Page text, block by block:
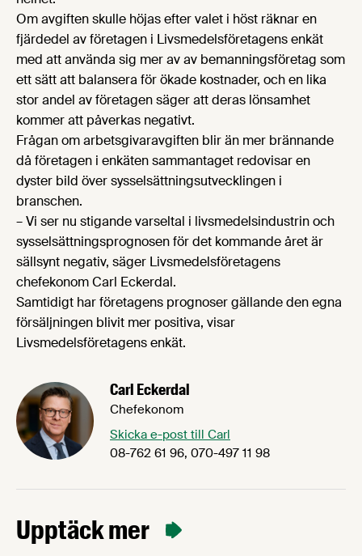
Om avgiften skulle höjas efter valet i höst räknar en
fjärdedel av företagen i Livsmedelsföretagens enkät
med att använda sig mer av av bemanningsföretag som
ett sätt att balansera för ökade kostnader, och en lika
stor andel av företagen säger att deras lönsamhet
kommer att påverkas negativt.
Frågan om arbetsgivaravgiften blir än mer brännande
då företagen i enkäten sammantaget redovisar en
dyster bild över sysselsättningsutvecklingen i
branschen.
– Vi ser nu stigande varseltal i livsmedelsindustrin och
sysselsättningsprognosen för det kommande året är
sällsynt negativ, säger Livsmedelsföretagens
chefekonom Carl Eckerdal.
Samtidigt har företagens prognoser gällande den egna
försäljningen blivit mer positiva, visar
Livsmedelsföretagens enkät.
Carl Eckerdal
Chefekonom
Skicka e-post till Carl
08-762 61 96, 070-497 11 98
Upptäck mer